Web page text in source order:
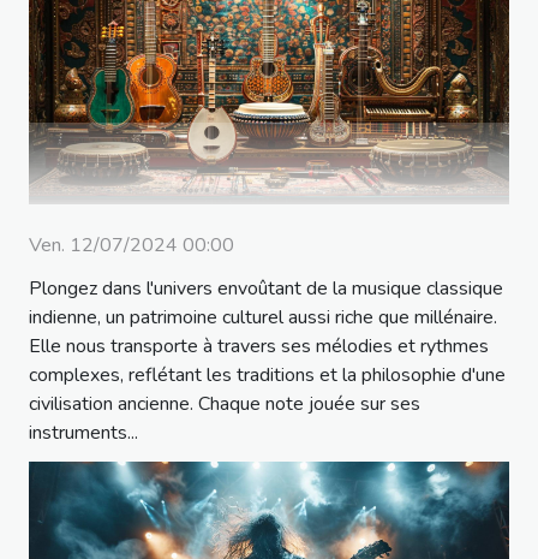
Ven. 12/07/2024 00:00
Plongez dans l'univers envoûtant de la musique classique
indienne, un patrimoine culturel aussi riche que millénaire.
Elle nous transporte à travers ses mélodies et rythmes
complexes, reflétant les traditions et la philosophie d'une
civilisation ancienne. Chaque note jouée sur ses
instruments...